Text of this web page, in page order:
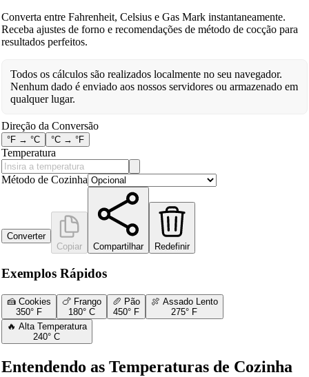
Converta entre Fahrenheit, Celsius e Gas Mark instantaneamente.
Receba ajustes de forno e recomendações de método de cocção para
resultados perfeitos.
Todos os cálculos são realizados localmente no seu navegador.
Nenhum dado é enviado aos nossos servidores ou armazenado em
qualquer lugar.
Direção da Conversão
°F → °C °C → °F
Temperatura
Método de Cozinha
Converter
Copiar
Compartilhar Redefinir
Exemplos Rápidos
🍰 Cookies
350° F
🍗 Frango
180° C
🥖 Pão
450° F
🍖 Assado Lento
275° F
🔥 Alta Temperatura
240°C
Entendendo as Temperaturas de Cozinha